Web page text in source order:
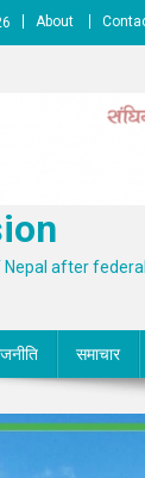
About
Nepal after
समाचार